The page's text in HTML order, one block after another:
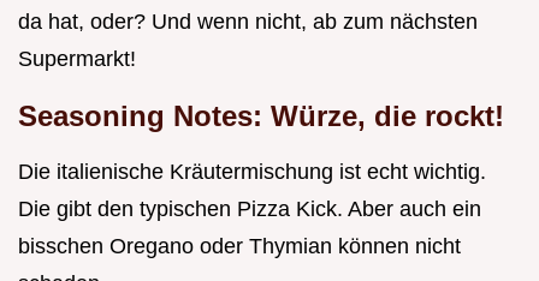
da hat, oder? Und wenn nicht, ab zum nächsten
Supermarkt!
Seasoning Notes: Würze, die rockt!
Die italienische Kräutermischung ist echt wichtig.
Die gibt den typischen Pizza Kick. Aber auch ein
bisschen Oregano oder Thymian können nicht